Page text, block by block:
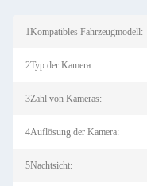
1Kompatibles Fahrzeugmodell:
2Typ der Kamera:
3Zahl von Kameras:
4Auflösung der Kamera:
5Nachtsicht: